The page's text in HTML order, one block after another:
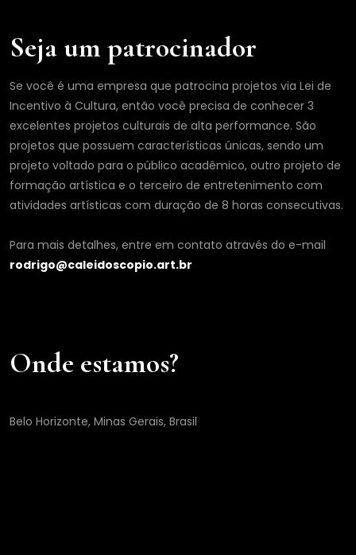
Seja um patrocinador
Se você é uma empresa que patrocina projetos via Lei de
Incentivo à Cultura, então você precisa de conhecer 3
excelentes projetos culturais de alta performance. São
projetos que possuem características únicas, sendo um
projeto voltado para o público acadêmico, outro projeto de
formação artística e o terceiro de entretenimento com
atividades artísticas com duração de 8 horas consecutivas.
Para mais detalhes, entre em contato através do e-mail
rodrigo@caleidoscopio.art.br
Onde estamos?
Belo Horizonte, Minas Gerais, Brasil